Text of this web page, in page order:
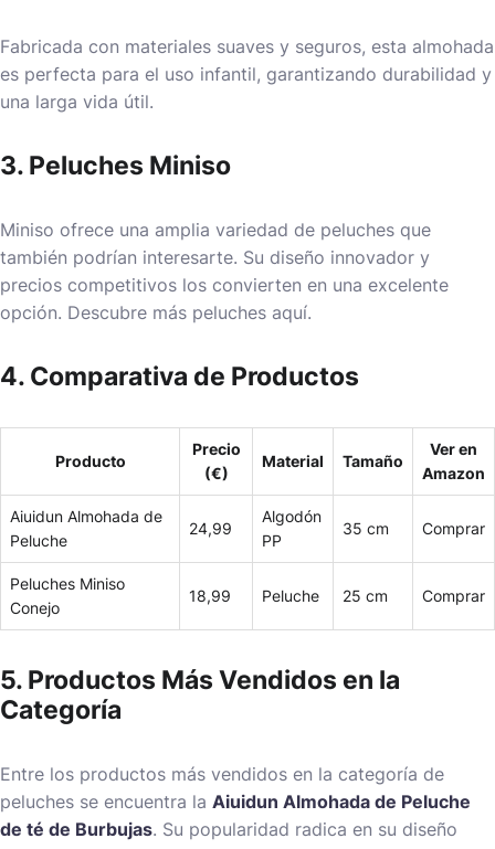
Fabricada con materiales suaves y seguros, esta almohada
es perfecta para el uso infantil, garantizando durabilidad y
una larga vida útil.
3. Peluches Miniso
Miniso ofrece una amplia variedad de peluches que
también podrían interesarte. Su diseño innovador y
precios competitivos los convierten en una excelente
opción. Descubre más peluches aquí.
4. Comparativa de Productos
Producto
Precio
(€)
Material Tamaño
Ver en
Amazon
Aiuidun Almohada de
Peluche
24,99
Algodón
PP
35 cm Comprar
Peluches Miniso
Conejo
18,99 Peluche 25 cm Comprar
5. Productos Más Vendidos en la
Categoría
Entre los productos más vendidos en la categoría de
peluches se encuentra la Aiuidun Almohada de Peluche
de té de Burbujas. Su popularidad radica en su diseño